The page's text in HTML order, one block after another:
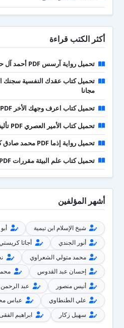
أكثر الكتب قراءة
تحميل رواية آرسس PDF أحمد آل حمدان
مجانا
تحميل كتاب اعرف وجهك الأخر PDF يوسف الحسني
تحميل كتاب الأمير العصري PDF تأليف كارنز لورد كامل مجانا
تحميل رواية إذما PDF محمد صادق كامل مجانا
تحميل كتاب علم البيئة مقررات PDF السعودية 1443
أشهر المؤلفين
شيخ الإسلام ابن تيمية
أنور الجندي
أجاثا
محمد متولي الشعراوي
إحسان عبد القدوس
أنيس منصور
عبد الرحمن
علي الطنطاوي
عباس
سهيل زكار
ابراهيم